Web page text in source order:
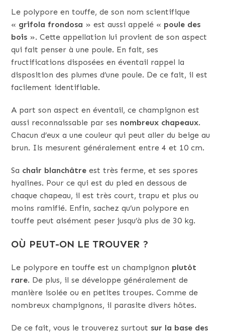
Le polypore en touffe, de son nom scientifique
« grifola frondosa » est aussi appelé « poule des
bois ». Cette appellation lui provient de son aspect
qui fait penser à une poule. En fait, ses
fructifications disposées en éventail rappel la
disposition des plumes d’une poule. De ce fait, il est
facilement identifiable.
A part son aspect en éventail, ce champignon est
aussi reconnaissable par ses nombreux chapeaux.
Chacun d’eux a une couleur qui peut aller du beige au
brun. Ils mesurent généralement entre 4 et 10 cm.
Sa chair blanchâtre est très ferme, et ses spores
hyalines. Pour ce qui est du pied en dessous de
chaque chapeau, il est très court, trapu et plus ou
moins ramifié. Enfin, sachez qu’un polypore en
touffe peut aisément peser jusqu’à plus de 30 kg.
OÙ PEUT-ON LE TROUVER ?
Le polypore en touffe est un champignon plutôt
rare. De plus, il se développe généralement de
manière isolée ou en petites troupes. Comme de
nombreux champignons, il parasite divers hôtes.
De ce fait, vous le trouverez surtout sur la base des